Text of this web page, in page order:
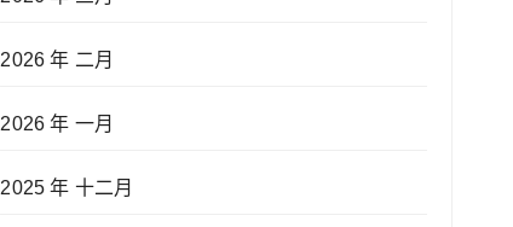
2026 年 二月
2026 年 一月
2025 年 十二月